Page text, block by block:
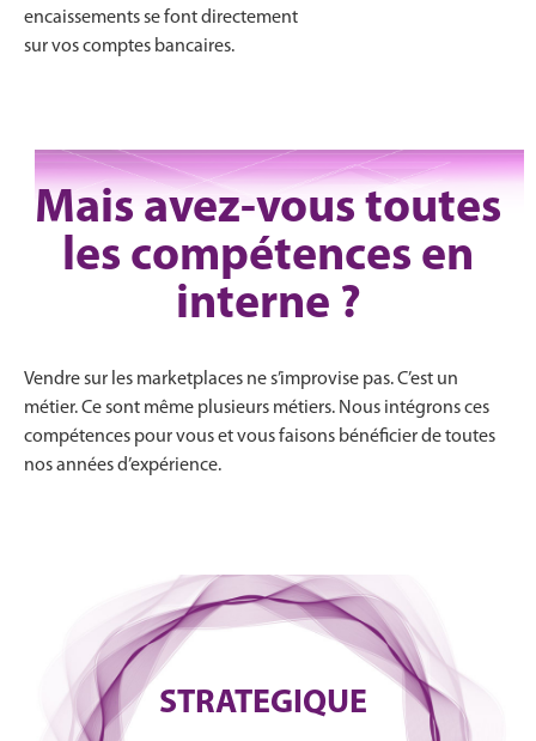
encaissements se font directement
sur vos comptes bancaires.
Mais avez-vous toutes
les compétences en
interne ?
Vendre sur les marketplaces ne s’improvise pas. C’est un
métier. Ce sont même plusieurs métiers. Nous intégrons ces
compétences pour vous et vous faisons bénéficier de toutes
nos années d’expérience.
STRATEGIQUE